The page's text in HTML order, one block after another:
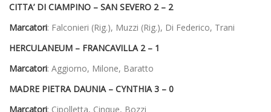
CITTA’ DI CIAMPINO – SAN SEVERO 2 – 2
Marcatori: Falconieri (Rig.), Muzzi (Rig.), Di Federico, Trani
HERCULANEUM – FRANCAVILLA 2 – 1
Marcatori: Aggiorno, Milone, Baratto
MADRE PIETRA DAUNIA – CYNTHIA 3 – 0
Marcatori: Cipolletta, Cinque, Bozzi